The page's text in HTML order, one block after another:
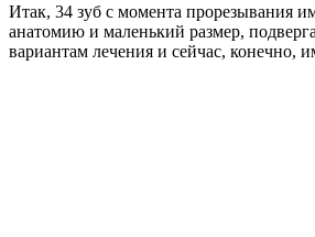
Итак, 34 зуб с момента прорезывания
анатомию и маленький размер,
вариантам лечения и сейчас, конечно,